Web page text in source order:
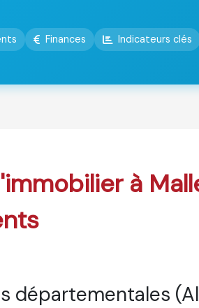
Finances Indicateurs clés
à
départementales